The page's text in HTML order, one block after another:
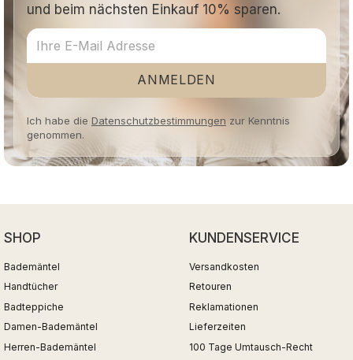
und beim nächsten Einkauf 10% sparen.
ANMELDEN
Ich habe die Datenschutzbestimmungen zur Kenntnis
genommen.
SHOP
Bademäntel
Handtücher
Badteppiche
Damen-Bademäntel
Herren-Bademäntel
KUNDENSERVICE
Versandkosten
Retouren
Reklamationen
Lieferzeiten
100 Tage Umtausch-Recht